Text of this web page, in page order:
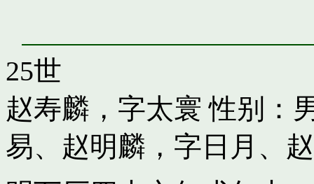
25世
赵寿麟，字太寰 性别：
易、 赵明麟，字日月 、